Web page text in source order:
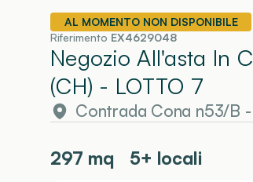
AL MOMENTO NON DISPONIBILE
Riferimento EX4629048
Negozio All'asta In
(CH) - LOTTO 7
Contrada Cona n53/B
297 mq 5+ locali